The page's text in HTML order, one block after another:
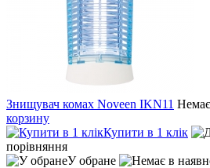
Знищувач комах Noveen IKN11
корзину
Купити в 1 клік
порівняння
У обране